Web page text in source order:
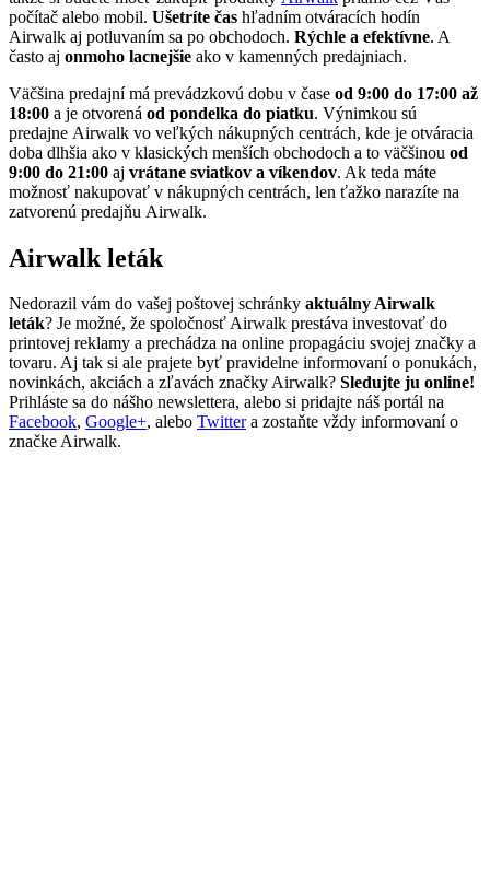
počítač alebo mobil. Ušetríte čas hľadním otváracích hodín
Airwalk aj potluvaním sa po obchodoch. Rýchle a efektívne. A
často aj onmoho lacnejšie ako v kamenných predajniach.
Väčšina predajní má prevádzkovú dobu v čase od 9:00 do 17:00 až
18:00 a je otvorená od pondelka do piatku. Výnimkou sú
predajne Airwalk vo veľkých nákupných centrách, kde je otváracia
doba dlhšia ako v klasických menších obchodoch a to väčšinou od
9:00 do 21:00 aj vrátane sviatkov a víkendov. Ak teda máte
možnosť nakupovať v nákupných centrách, len ťažko narazíte na
zatvorenú predajňu Airwalk.
Airwalk leták
Nedorazil vám do vašej poštovej schránky aktuálny Airwalk
leták? Je možné, že spoločnosť Airwalk prestáva investovať do
printovej reklamy a prechádza na online propagáciu svojej značky a
tovaru. Aj tak si ale prajete byť pravidelne informovaní o ponukách,
novinkách, akciách a zľavách značky Airwalk? Sledujte ju online!
Prihláste sa do nášho newslettera, alebo si pridajte náš portál na
Facebook, Google+, alebo Twittera zostaňte vždy informovaní o
značke Airwalk.